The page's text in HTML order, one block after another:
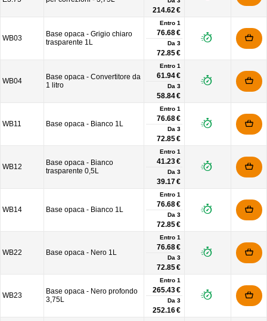
214.62 €
WB03
Base opaca - Grigio chiaro
trasparente 1L
Entro 1
76.68 €
Da 3
72.85 €
WB04
Base opaca - Convertitore da
1 litro
Entro 1
61.94 €
Da 3
58.84 €
WB11 Base opaca - Bianco 1L
Entro 1
76.68 €
Da 3
72.85 €
WB12
Base opaca - Bianco
trasparente 0,5L
Entro 1
41.23 €
Da 3
39.17 €
WB14 Base opaca - Bianco 1L
Entro 1
76.68 €
Da 3
72.85 €
WB22 Base opaca - Nero 1L
Entro 1
76.68 €
Da 3
72.85 €
WB23
Base opaca - Nero profondo
3,75L
Entro 1
265.43 €
Da 3
252.16 €